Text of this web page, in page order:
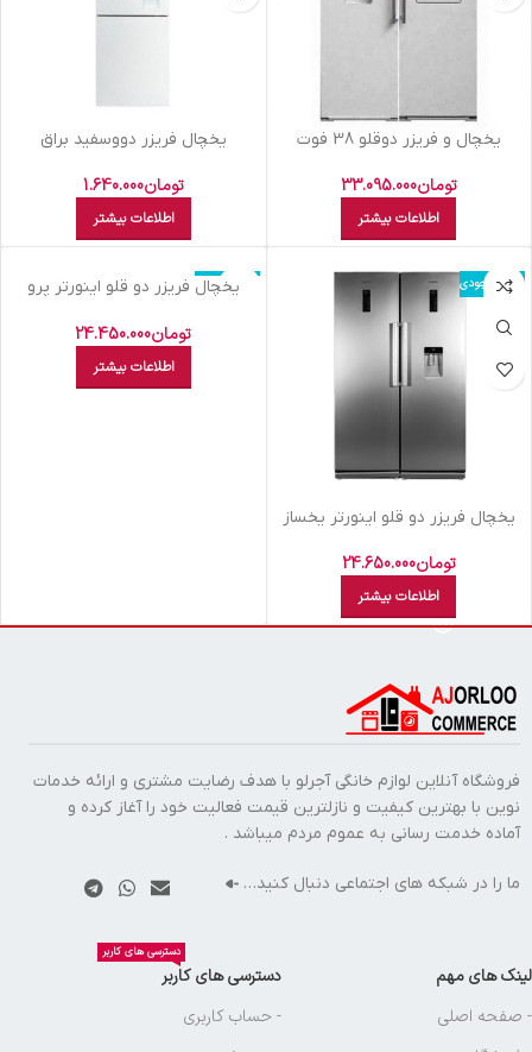
یخچال و فریزر دوقلو 38 فوت
ES23 سفید
تومان33.095.000
اطلاعات بیشتر
يخچال فريزر دووسفيد براق
تومان1.640.000
اطلاعات بیشتر
اتمام موجودی
يخچال فريزر دو قلو اينورتر يخساز
S تومان24.650.000
اطلاعات بیشتر
اتمام موجودی
يخچال فريزر دو قلو اينورتر پرو
D4 Iتومان24.450.000
اطلاعات بیشتر
فروشگاه آنلاین لوازم خانگی آجرلو با هدف رضایت مشتری و ارائه خدمات
نوین با بهترین کیفیت و نازلترین قیمت فعالیت خود را آغاز کرده و
آماده خدمت رسانی به عموم مردم میباشد .
ما را در شبکه های اجتماعی دنبال کنید…
لینک های مهم
- صفحه اصلی
دسترسی های کاربر
دسترسی های کاربر
- حساب کاربری